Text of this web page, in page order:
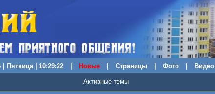
| Пятница | 10:29:23 Новые Страницы Фото Видео
Активные темы